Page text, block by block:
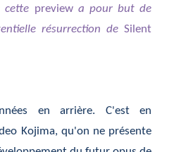
cette previewa pour but de
résurrection de Silent
en arrière. C'est en
Kojima, qu'on ne présente